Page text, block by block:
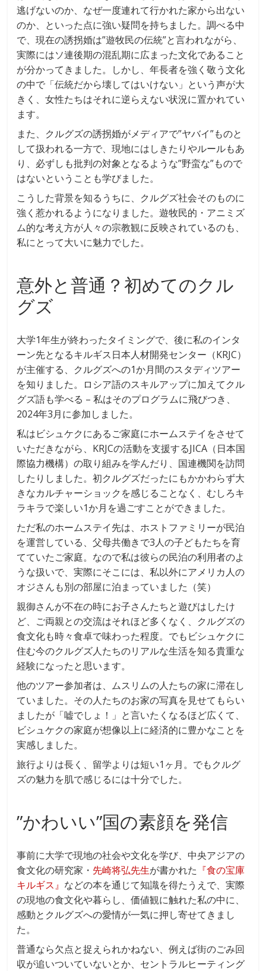
逃げないのか、なぜ一度連れて行かれた家から出ない
のか、といった点に強い疑問を持ちました。調べる中
で、現在の誘拐婚は”遊牧民の伝統”と言われながら、
実際にはソ連後期の混乱期に広まった文化であること
が分かってきました。しかし、年長者を強く敬う文化
の中で「伝統だから壊してはいけない」という声が大
きく、女性たちはそれに逆らえない状況に置かれてい
ます。
また、クルグズの誘拐婚がメディアで”ヤバイ”ものと
して扱われる一方で、現地にはしきたりやルールもあ
り、必ずしも批判の対象となるような”野蛮な”もので
はないということも学びました。
こうした背景を知るうちに、クルグズ社会そのものに
強く惹かれるようになりました。遊牧民的・アニミズ
ム的な考え方が人々の宗教観に反映されているのも、
私にとって大いに魅力でした。
意外と普通？初めてのクル
グズ
大学1年生が終わったタイミングで、後に私のインタ
ーン先となるキルギス日本人材開発センター（KRJC）
が主催する、クルグズへの1か月間のスタディツアー
を知りました。ロシア語のスキルアップに加えてクル
グズ語も学べる – 私はそのプログラムに飛びつき、
2024年3月に参加しました。
私はビシュケクにあるご家庭にホームステイをさせて
いただきながら、KRJCの活動を支援するJICA（日本国
際協力機構）の取り組みを学んだり、国連機関を訪問
したりしました。初クルグズだったにもかかわらず大
きなカルチャーショックを感じることなく、むしろキ
ラキラで楽しい1か月を過ごすことができました。
ただ私のホームステイ先は、ホストファミリーが民泊
を運営している、父母共働きで3人の子どもたちを育
てていたご家庭。なので私は彼らの民泊の利用者のよ
うな扱いで、実際にそこには、私以外にアメリカ人の
オジさんも別の部屋に泊まっていました（笑）
親御さんが不在の時にお子さんたちと遊びはしたけ
ど、ご両親との交流はそれほど多くなく、クルグズの
食文化も時々食卓で味わった程度。でもビシュケクに
住む今のクルグズ人たちのリアルな生活を知る貴重な
経験になったと思います。
他のツアー参加者は、ムスリムの人たちの家に滞在し
ていました。その人たちのお家の写真を見せてもらい
ましたが「嘘でしょ！」と言いたくなるほど広くて、
ビシュケクの家庭が想像以上に経済的に豊かなことを
実感しました。
旅行よりは長く、留学よりは短い1ヶ月。でもクルグ
ズの魅力を肌で感じるには十分でした。
”かわいい”国の素顔を発信
事前に大学で現地の社会や文化を学び、中央アジアの
食文化の研究家・ 先崎将弘先生が書かれた 『食の宝庫
キルギス』 などの本を通じて知識を得たうえで、実際
の現地の食文化や暮らし、価値観に触れた私の中に、
感動とクルグズへの愛情が一気に押し寄せてきまし
た。
普通なら欠点と捉えられかねない、例えば街のごみ回
収が追いついていないとか、セントラルヒーティング